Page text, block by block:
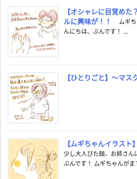
【オシャレに目覚め
ルに興味が！！
ムギち
んにちは、ぶんです！ ...
【ひとりごと】～マス
【ムギちゃんイラス
少し大人びた顔、お姉さん
ぶんです！ ムギちゃんがま